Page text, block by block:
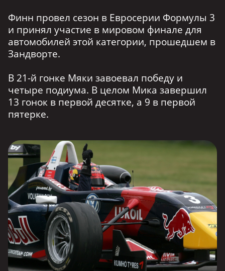
Финн провел сезон в Евросерии Формулы 3
и принял участие в мировом финале для
автомобилей этой категории, прошедшем в
Зандворте.
В 21-й гонке Мяки завоевал победу и
четыре подиума. В целом Мика завершил
13 гонок в первой десятке, а 9 в первой
пятерке.